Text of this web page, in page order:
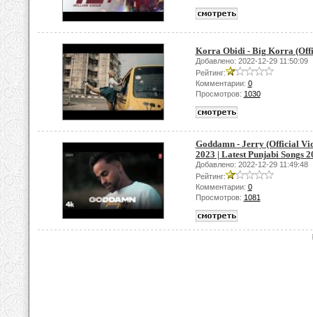
Korra Obidi - Big Korra
Добавлено: 2022-12-29 11:50:09
Рейтинг:
Комментарии: 0
Просмотров: 1030
Goddamn - Jerry (Official
2023 | Latest Punjabi Songs
Добавлено: 2022-12-29 11:49:48
Рейтинг:
Комментарии: 0
Просмотров: 1081